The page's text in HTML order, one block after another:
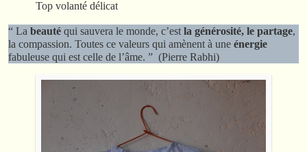
Top volanté délicat
“ La beauté qui sauvera le monde, c’est la générosité, le partage,
la compassion. Toutes ce valeurs qui amènent à une énergie
fabuleuse qui est celle de l’âme. ” (Pierre Rabhi)